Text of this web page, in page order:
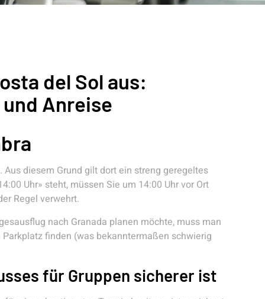
del Sol aus:
Anreise
diesem Grund gilt dort ein streng geregeltes
Uhr» steht, müssen Sie um 14:00 Uhr vor Ort
Regel verwehrt.
nach Granada planen möchte, muss man
finden (was bekanntermaßen schwierig
für Gruppen sicherer ist